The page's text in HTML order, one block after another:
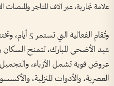
علامة تجارية، عبر آلاف المتاجر والمنصات
وتُقام
عيد الأضحى المبارك، لتمنح السكان
عروض قوية تشمل الأزياء، والتجميل،
العصرية، والأدوات المنزلية،